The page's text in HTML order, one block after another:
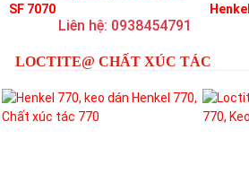
SF 7070
Liên hệ: 0938454791
LOCTITE@ CHẤT XÚC TÁC